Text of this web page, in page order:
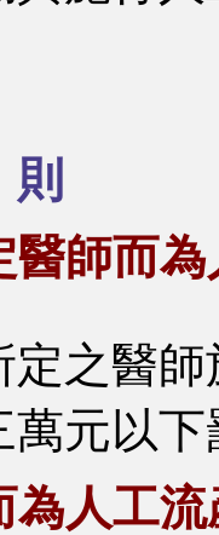
醫師而
定之醫
萬元以
為人工